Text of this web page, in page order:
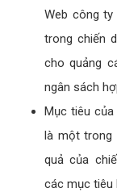
Web công
trong chiến
cho quảng
ngân sách
Mục tiêu
là một trong
quả của
các mục tiêu